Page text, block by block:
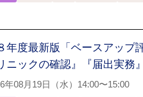
年度最新版「ベースアップ
ニックの確認』『届出実務
年08月19日（水）14:00〜15:00